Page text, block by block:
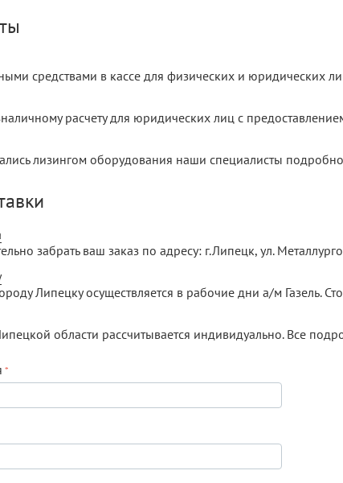
средствами в кассе для физических и юридических
расчету для юридических лиц с
лизингом оборудования наши специалисты
забрать ваш заказ по адресу: г.Липецк, ул.
Липецку осуществляется в рабочие дни а/м Газель.
области рассчитывается индивидуально. Все